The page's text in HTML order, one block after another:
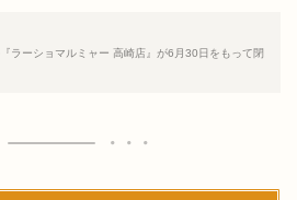
ラーショマルミャー 高崎店』が6月30日をもって閉